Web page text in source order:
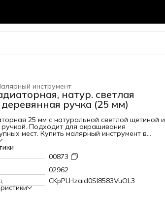
инструмент
натур. светлая
ручка (25 мм)
25 мм с натуральной светлой щетиной и
Подходит для окрашивания
мест. Купить малярный инструмент в
Владимире.
00873
02962
CKpPLHzaid0Sl8583VuOL3